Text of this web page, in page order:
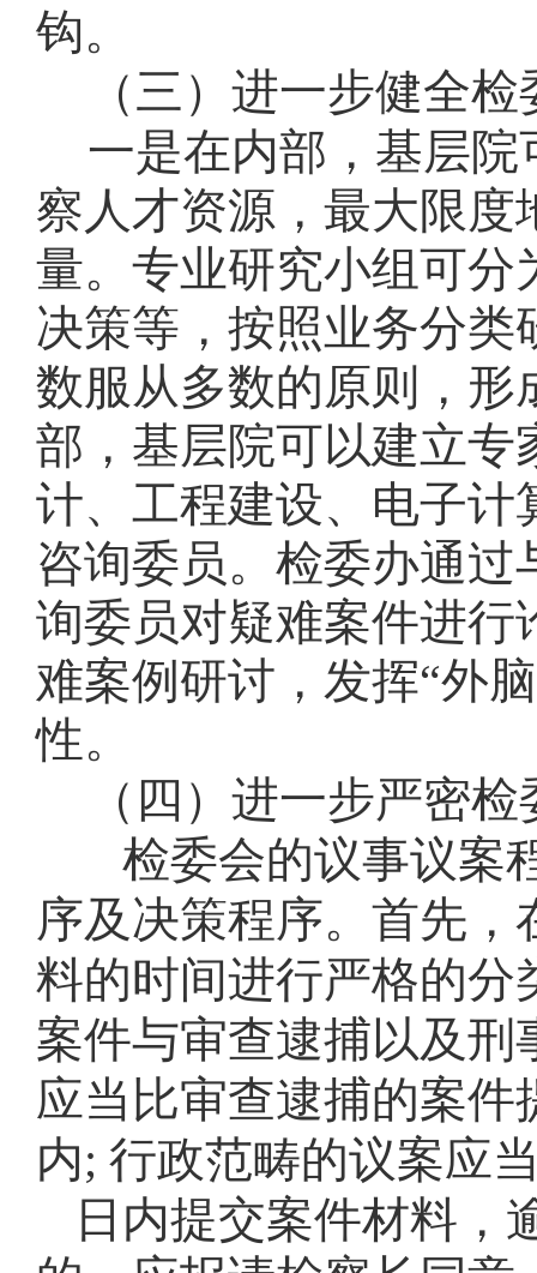
钩。
（三）进一步健全
一是在内部，基层
察人才资源，最大限
量。专业研究小组可分
决策等，按照业务分
数服从多数的原则，形
部，基层院可以建立专
计、工程建设、电子计
咨询委员。检委办通
询委员对疑难案件进行
难案例研讨，发挥“外
性。
（四）进一步严密
检委会的议事议案
序及决策程序。首先
料的时间进行严格的分
案件与审查逮捕以及
应当比审查逮捕的案
内; 行政范畴的议案应
日内提交案件材料，